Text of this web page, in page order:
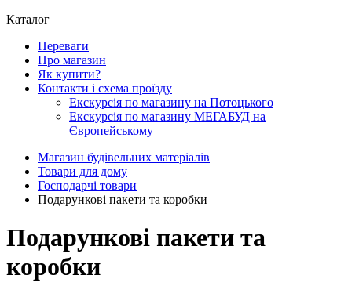
Каталог
Переваги
Про магазин
Як купити?
Контакти і схема проїзду
Екскурсія по магазину на Потоцького
Екскурсія по магазину МЕГАБУД на
Європейському
Магазин будівельних матеріалів
Товари для дому
Господарчі товари
Подарункові пакети та коробки
Подарункові пакети та
коробки